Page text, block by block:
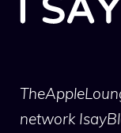
network